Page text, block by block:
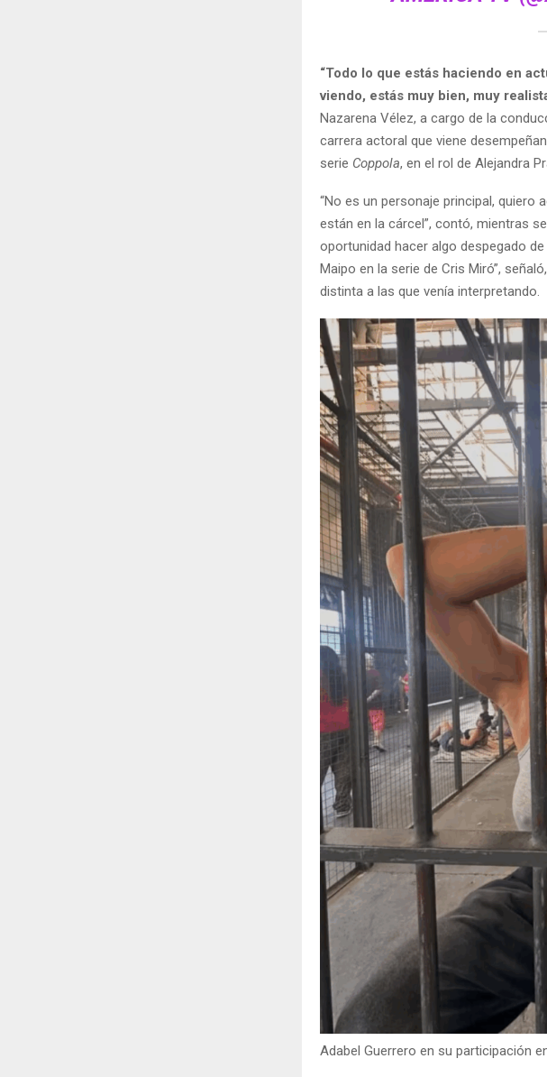
“Todo lo que estás haciendo en
viendo, estás muy bien, muy
Nazarena Vélez, a cargo de la
carrera actoral que viene
serie Coppola, en el rol de Alejandra
“No es un personaje principal, quiero
están en la cárcel”, contó, mientras
oportunidad hacer algo despegado
Maipo en la serie de Cris Miró”,
distinta a las que venía interpretando.
Adabel Guerrero en su participación